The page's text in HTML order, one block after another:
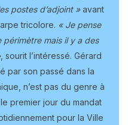
postes d’adjoint »avant
tricolore. « Je pense
mais il y a des
, sourit l’intéressé. Gérard
par son passé dans la
n’est pas du genre à
premier jour du mandat
pour la Ville